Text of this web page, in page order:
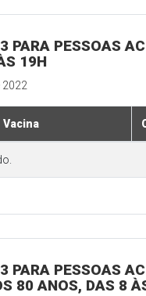
PARA PESSOAS
19H
2022
Vacina
PARA PESSOAS
80 ANOS, DAS 8